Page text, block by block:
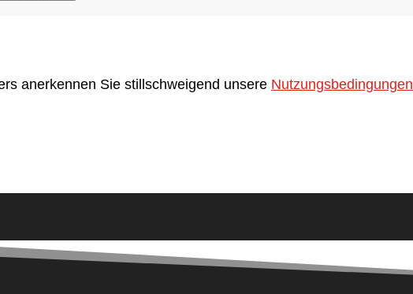
anerkennen Sie stillschweigend unsere Nutzungsbedingungen